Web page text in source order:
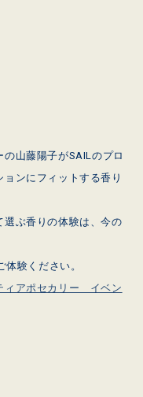
山藤陽子がSAILのプロ
ンにフィットする香り
選ぶ香りの体験は、今の
験ください。
ィアポセカリー イベン